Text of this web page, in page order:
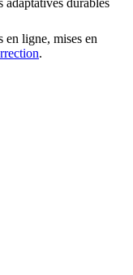
adaptatives durables
en ligne, mises en
.